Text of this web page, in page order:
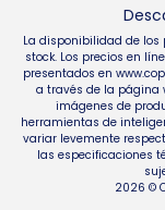
La disponibilidad de
stock. Los precios en
presentados en
a través de la página
imágenes de
herramientas de
variar levemente
las especificaciones
2026 ©